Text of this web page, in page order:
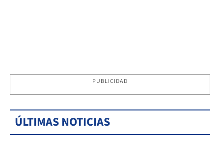
PUBLICIDAD
ÚLTIMAS NOTICIAS